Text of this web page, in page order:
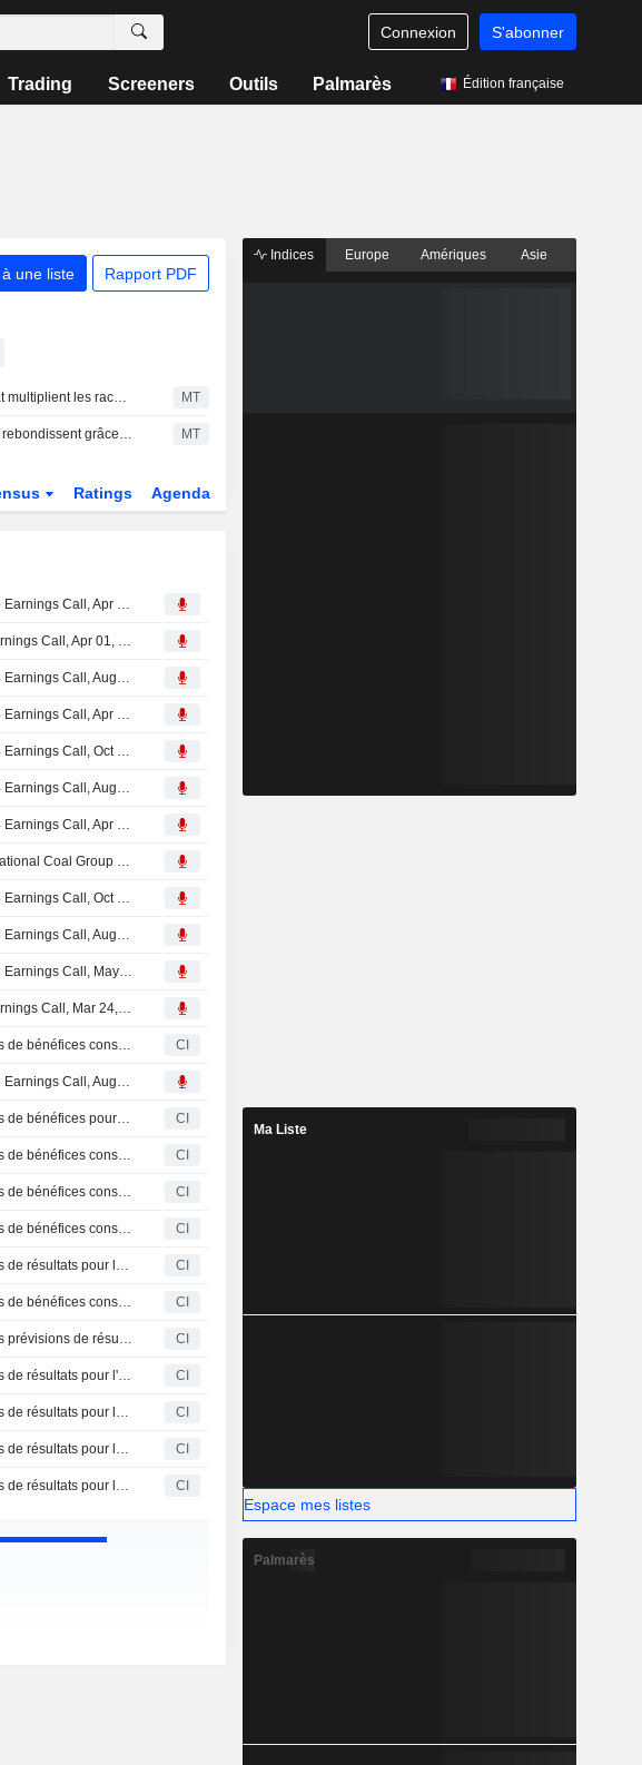
Connexion S'abonner
Trading Screeners Outils Palmarès Édition française
une liste Rapport PDF
Les entreprises d'État multiplient les rachats d'actions et les promesses de dividendes pour soutenir la confiance des marchés MT
Les marchés chinois rebondissent grâce à l'action coordonnée des entreprises d'État MT
Ratings Agenda
Transcript : China Coal Energy Company Limited, Q1 2026 Earnings Call, Apr 28, 2026
Transcript : China Coal Energy Company Limited, 2025 Earnings Call, Apr 01, 2026
Transcript : China Coal Energy Company Limited, H1 2025 Earnings Call, Aug 25, 2025
Transcript : China Coal Energy Company Limited, Q1 2025 Earnings Call, Apr 28, 2025
Transcript : China Coal Energy Company Limited, Q3 2024 Earnings Call, Oct 25, 2024
Transcript : China Coal Energy Company Limited, H1 2024 Earnings Call, Aug 26, 2024
Transcript : China Coal Energy Company Limited, Q1 2024 Earnings Call, Apr 25, 2024
Transcript : China Coal Energy Company Limited, China National Coal Group Co., Ltd, 2023 Earnings Call, Mar 21, 2024
Transcript : China Coal Energy Company Limited, Q3 2023 Earnings Call, Oct 27, 2023
Transcript : China Coal Energy Company Limited, H1 2023 Earnings Call, Aug 28, 2023
Transcript : China Coal Energy Company Limited, Q1 2023 Earnings Call, May 05, 2023
Transcript : China Coal Energy Company Limited, 2022 Earnings Call, Mar 24, 2023
China Coal Energy Company Limited fournit des prévisions de bénéfices consolidés pour les neuf mois se terminant le 30 septembre 2022 CI
Transcript : China Coal Energy Company Limited, H1 2022 Earnings Call, Aug 26, 2022
China Coal Energy Company Limited fournit des prévisions de bénéfices pour les six mois se terminant le 30 juin 2022 CI
China Coal Energy Company Limited fournit des prévisions de bénéfices consolidés pour le premier trimestre se terminant le 31 mars 2022 CI
China Coal Energy Company Limited fournit des prévisions de bénéfices consolidés pour les neuf mois se terminant le 30 septembre 2021 CI
China Coal Energy Company Limited fournit des prévisions de bénéfices consolidés non vérifiés pour les six mois se terminant le 30 juin 2021 CI
China Coal Energy Company Limited fournit des prévisions de résultats pour le premier trimestre se terminant le 31 mars 2021 CI
China Coal Energy Company Limited fournit des prévisions de bénéfices consolidés non audités pour l'exercice clos le 31 décembre 2019. CI
La société China Coal Energy Company Limited fournit des prévisions de résultats pour l'année 2019. CI
China Coal Energy Company Limited fournit des prévisions de résultats pour l'exercice clos le 31 décembre 2018. CI
China Coal Energy Company Limited fournit des prévisions de résultats pour les neuf mois clos le 30 septembre 2018. CI
China Coal Energy Company Limited fournit des prévisions de résultats pour le semestre clos le 30, 2018. CI
China Coal Energy Company Limited fournit des prévisions de résultats pour les neuf mois clos le 30 septembre 2017. CI
Indices Europe Amériques Asie
Ma Liste
Espace mes listes
Palmarès